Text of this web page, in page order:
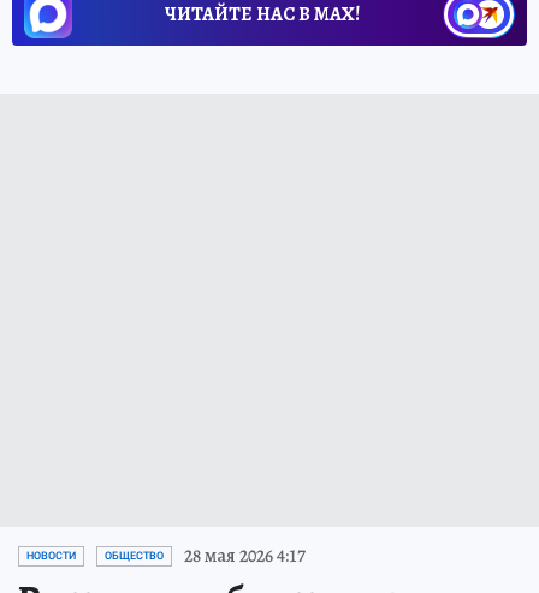
ЧИТАЙТЕ НАС В МАХ!
НОВОСТИ ОБЩЕСТВО 28 мая 2026 4:17